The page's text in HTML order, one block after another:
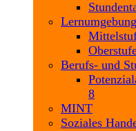
Lernumgebung
Berufs- und
8
MINT
Soziales